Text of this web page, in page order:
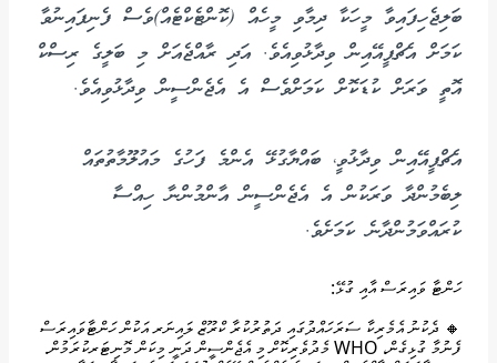
ބަލިޖެހިފައިވާ މީހަކާ ދިމާވި މީހެއް (ކޮންޓެކްޓެއް)ވެސް ފެނިފައިނުވާ
ކަމަށް އެޗްޕީއޭއިން ވިދާޅުވިއެވެ. އަދި ރާއްޖެއަށް މި ބަލީގެ ރިސްކް
އޮތީ ވަރަށް ކުޑަކޮށް ކަމަށްވެސް އެ އެޖެންސީން ވިދާޅުވިއެވެ.
އެޗްޕީއޭއިން ވިދާޅުވީ، ބައްޔާގުޅޭ އެންމެ ފަހުގެ މައުލޫމާތުތައް
ލިބެމުންދާ ވަރަކުން އެ އެޖެންސީން އާންމުންނާ ހިއްސާ
ކުރައްވަމުންދާނެ ކަމަށެވެ.
ހަންޓާ ވައިރަސް އާއި ގުޅޭ:
🔸 ދެކުނު އެމެރިކާ ސަރަހައްދުގައި ދަތުރުކުރާ ކްރޫޒް ލައިނަރ އަކުން ހަންޓާވައިރަސް
ފެނުމާ ގުޅިގެން، WHO މެދުވެރިކޮށް މި އެޖެންސީން ދަނީ މިކަން މޮނިޓަރކުރަމުން.